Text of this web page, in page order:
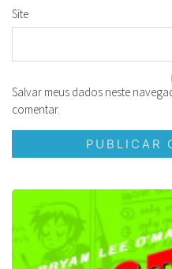
Site
Salvar meus dados neste
comentar.